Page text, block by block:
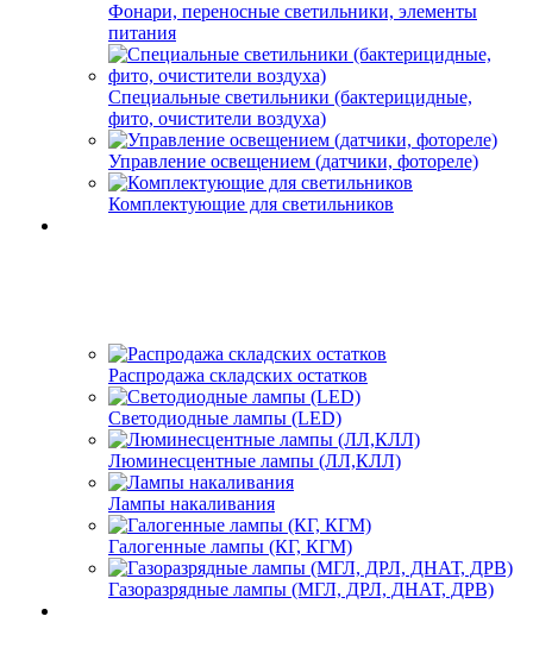
Фонари, переносные светильники, элементы
питания
Специальные светильники (бактерицидные,
фито, очистители воздуха)
Управление освещением (датчики, фотореле)
Комплектующие для светильников
Распродажа складских остатков
Светодиодные лампы (LED)
Люминесцентные лампы (ЛЛ,КЛЛ)
Лампы накаливания
Галогенные лампы (КГ, КГМ)
Газоразрядные лампы (МГЛ, ДРЛ, ДНАТ, ДРВ)